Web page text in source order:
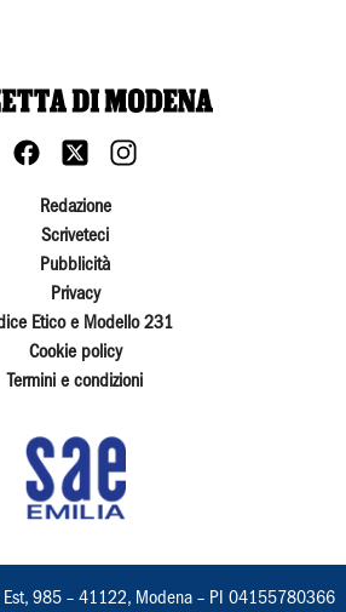
Redazione
Scriveteci
Pubblicità
Privacy
Etico e Modello 231
Cookie policy
Termini e condizioni
Est, 985 – 41122, Modena – PI 04155780366